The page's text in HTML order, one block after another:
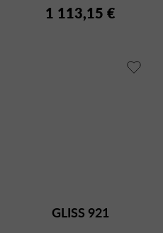
1 113,15 €
GLISS 921